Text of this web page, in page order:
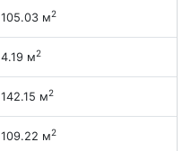
105.03 м2
4.19 м2
142.15 м2
109.22 м2